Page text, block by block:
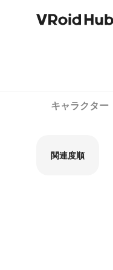
キャラクター
関連度順